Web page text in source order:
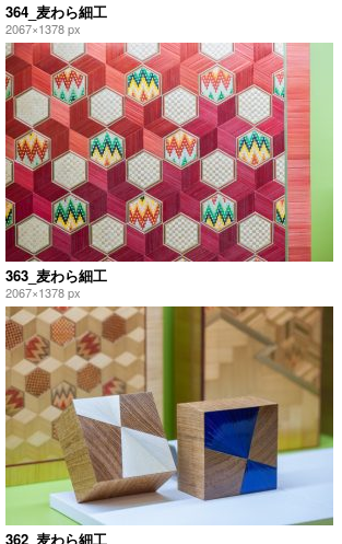
364_麦わら細工
2067×1378 px
363_麦わら細工
2067×1378 px
362_麦わら細工